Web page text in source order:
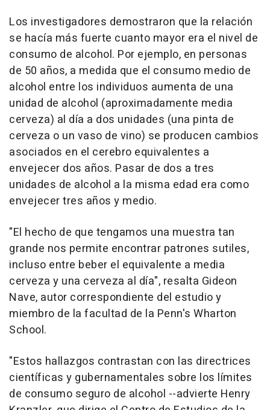
Los investigadores demostraron que la relación
se hacía más fuerte cuanto mayor era el nivel de
consumo de alcohol. Por ejemplo, en personas
de 50 años, a medida que el consumo medio de
alcohol entre los individuos aumenta de una
unidad de alcohol (aproximadamente media
cerveza) al día a dos unidades (una pinta de
cerveza o un vaso de vino) se producen cambios
asociados en el cerebro equivalentes a
envejecer dos años. Pasar de dos a tres
unidades de alcohol a la misma edad era como
envejecer tres años y medio.
"El hecho de que tengamos una muestra tan
grande nos permite encontrar patrones sutiles,
incluso entre beber el equivalente a media
cerveza y una cerveza al día", resalta Gideon
Nave, autor correspondiente del estudio y
miembro de la facultad de la Penn's Wharton
School.
"Estos hallazgos contrastan con las directrices
científicas y gubernamentales sobre los límites
de consumo seguro de alcohol --advierte Henry